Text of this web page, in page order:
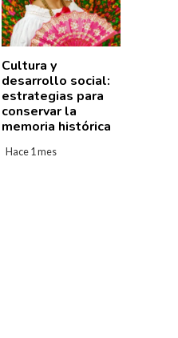
Cultura y
desarrollo social:
estrategias para
conservar la
memoria histórica
Hace 1 mes